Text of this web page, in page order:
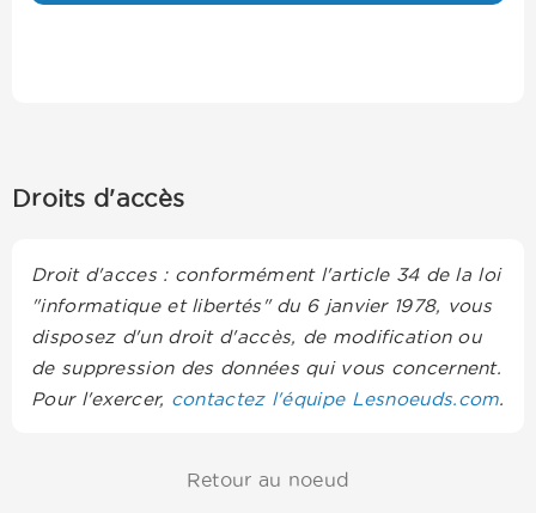
Droits d'accès
Droit d'acces : conformément l'article 34 de la loi
"informatique et libertés" du 6 janvier 1978, vous
disposez d'un droit d'accès, de modification ou
de suppression des données qui vous concernent.
Pour l'exercer, contactez l'équipe Lesnoeuds.com.
Retour au noeud